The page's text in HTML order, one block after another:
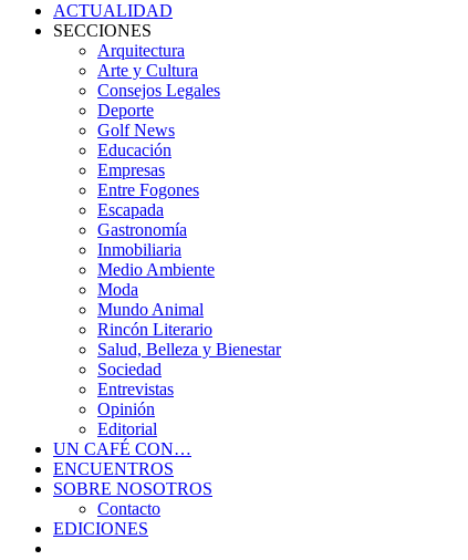
ACTUALIDAD
SECCIONES
Arquitectura
Arte y Cultura
Consejos Legales
Deporte
Golf News
Educación
Empresas
Entre Fogones
Escapada
Gastronomía
Inmobiliaria
Medio Ambiente
Moda
Mundo Animal
Rincón Literario
Salud, Belleza y Bienestar
Sociedad
Entrevistas
Opinión
Editorial
UN CAFÉ CON…
ENCUENTROS
SOBRE NOSOTROS
Contacto
EDICIONES